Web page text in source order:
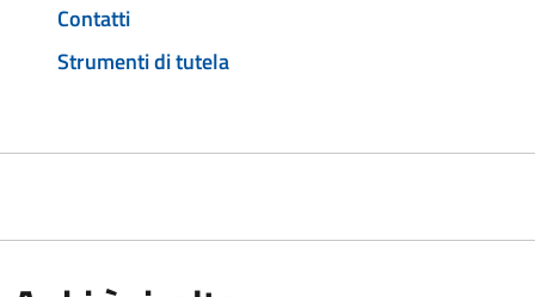
Contatti
Strumenti di tutela